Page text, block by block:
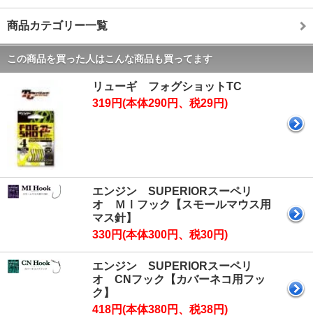
商品カテゴリー一覧
この商品を買った人はこんな商品も買ってます
リューギ フォグショットTC
319円(本体290円、税29円)
エンジン SUPERIORスーペリ
オ ＭⅠフック【スモールマウス用
マス針】
330円(本体300円、税30円)
エンジン SUPERIORスーペリ
オ CNフック【カバーネコ用フッ
ク】
418円(本体380円、税38円)